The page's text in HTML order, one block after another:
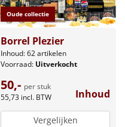
Oude collectie
Borrel Plezier
Inhoud: 62 artikelen
Voorraad: Uitverkocht
50,- per stuk
55,73 incl. BTW Inhoud
Vergelijken